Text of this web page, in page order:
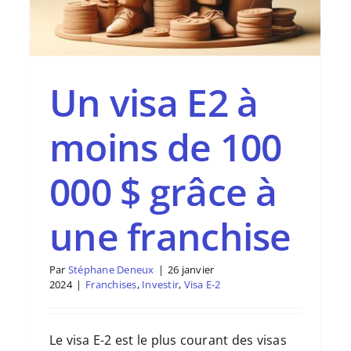
Un visa E2 à
moins de 100
000 $ grâce à
une franchise
Par Stéphane Deneux | 26 janvier
2024 | Franchises, Investir, Visa E-2
Le visa E-2 est le plus courant des visas